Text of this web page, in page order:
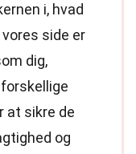
i, hvad
side er
dig,
at sikre de
og